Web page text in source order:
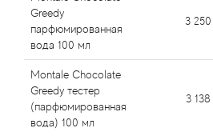
Greedy
парфюмированная
вода 100 мл
3 250
Montale Chocolate
Greedy тестер
(парфюмированная
вода) 100 мл
3 138
Angel Schlesser
Anima Mundi
Anna Sui